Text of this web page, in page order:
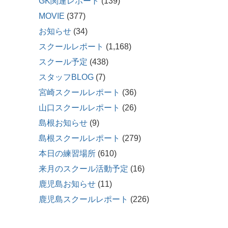
MOVIE (377)
お知らせ (34)
スクールレポート (1,168)
スクール予定 (438)
スタッフBLOG (7)
宮崎スクールレポート (36)
山口スクールレポート (26)
島根お知らせ (9)
島根スクールレポート (279)
本日の練習場所 (610)
来月のスクール活動予定 (16)
鹿児島お知らせ (11)
鹿児島スクールレポート (226)